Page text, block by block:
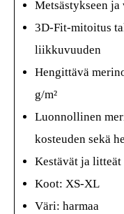
Metsästykseen ja
3D-Fit-mitoitus
liikkuvuuden
Hengittävä
g/m²
Luonnollinen
kosteuden sekä
Kestävät ja
Koot: XS-XL
Väri: harmaa